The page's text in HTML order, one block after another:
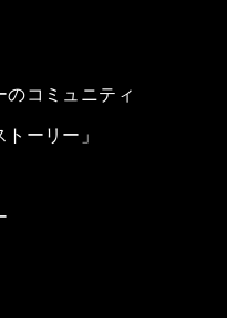
のコミュニティ
トーリー」